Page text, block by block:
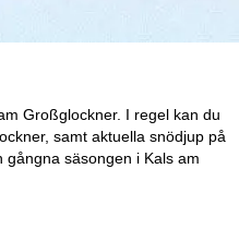
Großglockner. I regel kan du
samt aktuella snödjup på
säsongen i Kals am